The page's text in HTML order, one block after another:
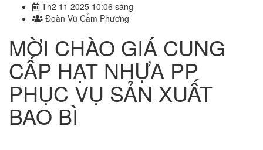
Th2 11 2025 10:06 sáng
Đoàn Vũ Cẩm Phương
MỜI CHÀO GIÁ CUNG
CẤP HẠT NHỰA PP
PHỤC VỤ SẢN XUẤT
BAO BÌ